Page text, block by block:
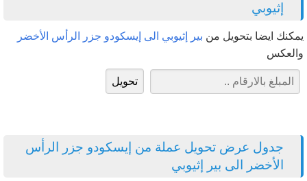
إثيوبي
يمكنك ايضا بتحويل من بير إثيوبي الى إيسكودو جزر الرأس الأخضر
والعكس
جدول عرض تحويل عملة من إيسكودو جزر الرأس
الأخضر الى بير إثيوبي